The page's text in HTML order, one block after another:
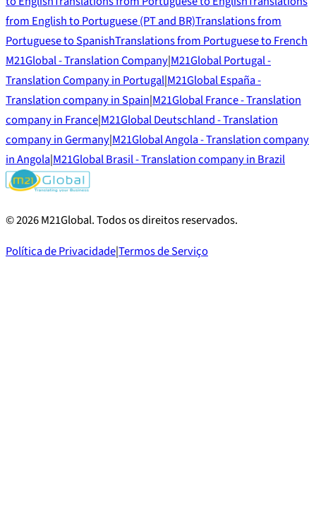
from English to Portuguese (PT and BR)Translations from
Portuguese to SpanishTranslations from Portuguese to French
M21Global - Translation Company|M21Global Portugal -
Translation Company in Portugal|M21Global España -
Translation company in Spain|M21Global France - Translation
company in France|M21Global Deutschland - Translation
company in Germany|M21Global Angola - Translation company
in Angola|M21Global Brasil - Translation company in Brazil
©2026M21Global.Todos os direitos reservados.
Política de Privacidade|Termos de Serviço